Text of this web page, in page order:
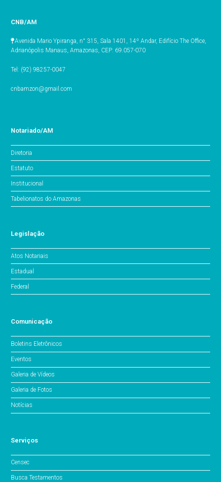
CNB/AM
Avenida Mario Ypiranga, n° 315, Sala 1401, 14º Andar, Edifício The Office,
Adrianópolis Manaus, Amazonas, CEP: 69.057-070
Tel: (92) 98257-0047
cnbamzon@gmail.com
Notariado/AM
Diretoria
Estatuto
Institucional
Tabelionatos do Amazonas
Legislação
Atos Notariais
Estadual
Federal
Comunicação
Boletins Eletrônicos
Eventos
Galeria de Vídeos
Galeria de Fotos
Notícias
Serviços
Censec
Busca Testamentos